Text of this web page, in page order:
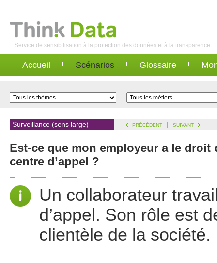
Service de sensibilisation à la protection des données et à la transparence
Accueil Scénarios Glossaire
Surveillance (sens large) PRÉCÉDENT | SUIVANT
Est-ce que mon employeur a le
centre d’appel ?
Un collaborateur
d’appel. Son rôle est
clientèle de la société.